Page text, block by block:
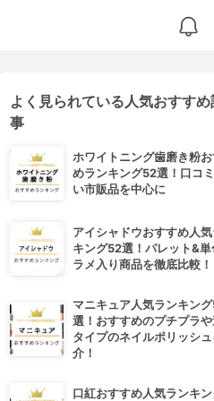
よく見られている人気おすすめ
事
ホワイトニング歯磨き粉
めランキング52選！口コ
い市販品を中心に
アイシャドウおすすめ人
キング52選！パレット&単
ラメ入り商品を徹底比較！
マニキュア人気ランキン
選！おすすめのプチプラ
タイプのネイルポリッシ
介！
口紅おすすめ人気ランキ